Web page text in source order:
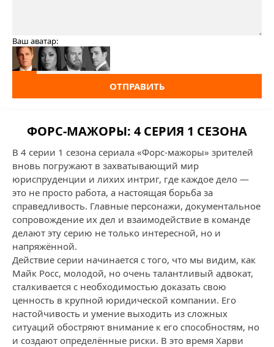
Ваш аватар:
ОТПРАВИТЬ
ФОРС-МАЖОРЫ: 4 СЕРИЯ 1 СЕЗОНА
В 4 серии 1 сезона сериала «Форс-мажоры» зрителей
вновь погружают в захватывающий мир
юриспруденции и лихих интриг, где каждое дело —
это не просто работа, а настоящая борьба за
справедливость. Главные персонажи, документальное
сопровождение их дел и взаимодействие в команде
делают эту серию не только интересной, но и
напряжённой.
Действие серии начинается с того, что мы видим, как
Майк Росс, молодой, но очень талантливый адвокат,
сталкивается с необходимостью доказать свою
ценность в крупной юридической компании. Его
настойчивость и умение выходить из сложных
ситуаций обостряют внимание к его способностям, но
и создают определённые риски. В это время Харви